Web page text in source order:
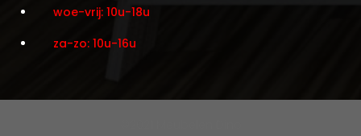
woe-vrij: 10u-18u
za-zo: 10u-16u